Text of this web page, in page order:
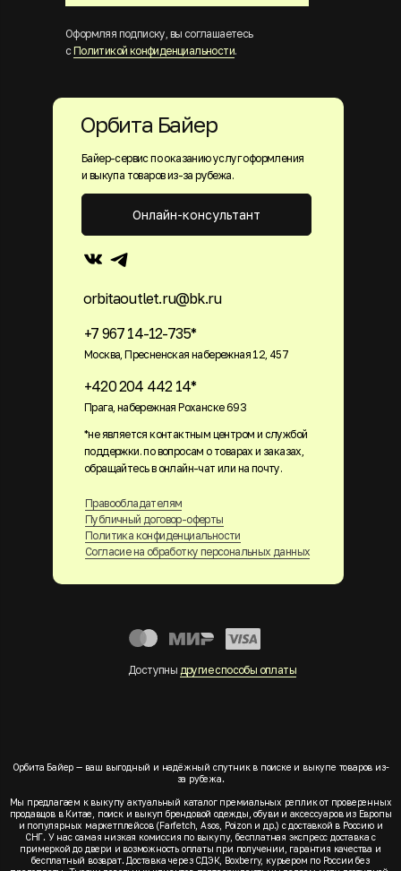
Оформляя подписку, вы соглашаетесь
с Политикой конфиденциальности.
Байер-сервис по оказанию услуг оформления
и выкупа товаров из-за рубежа.
+7 967 14-12-735*
Москва, Пресненская набережная 12, 457
+420 204 442 14*
Прага, набережная Роханске 693
orbitaoutlet.ru@bk.ru
Правообладателям
Публичный договор-оферты
Политика конфиденциальности
Согласие на обработку персональных данных
Онлайн-консультант
Орбита Байер
Доступны другие способы оплаты
*не является контактным центром и службой
поддержки. по вопросам о товарах и заказах,
обращайтесь в онлайн-чат или на почту.
Орбита Байер — ваш выгодный и надёжный спутник в поиске и выкупе товаров из-
за рубежа.
Мы предлагаем к выкупу актуальный каталог премиальных реплик от проверенных
продавцов в Китае, поиск и выкуп брендовой одежды, обуви и аксессуаров из Европы
и популярных маркетплейсов (Farfetch, Asos, Poizon и др.) с доставкой в Россию и
СНГ. У нас самая низкая комиссия по выкупу, бесплатная экспресс доставка с
примеркой до двери и возможность оплаты при получении, гарантия качества и
бесплатный возврат. Доставка через СДЭК, Boxberry, курьером по России без